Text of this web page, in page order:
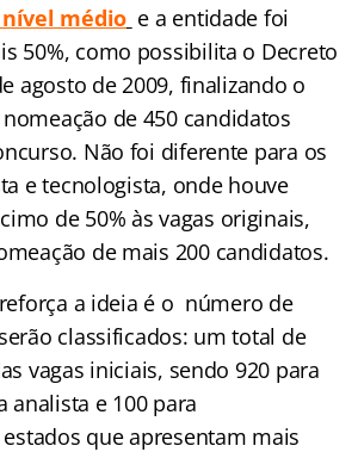
médio e a entidade foi
50%, como possibilita o Decreto
agosto de 2009, finalizando o
de 450 candidatos
Não foi diferente para os
e tecnologista, onde houve
de 50% às vagas originais,
de mais 200 candidatos.
a ideia é o número de
classificados: um total de
vagas iniciais, sendo 920 para
analista e 100 para
estados que apresentam mais